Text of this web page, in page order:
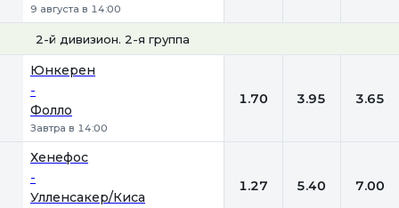
9 августа в 14:00
2-й дивизион. 2-я группа
Юнкерен
-
Фолло
Завтра в 14:00
1.70 3.95 3.65
Хенефос
-
Улленсакер/Киса
1.27 5.40 7.00